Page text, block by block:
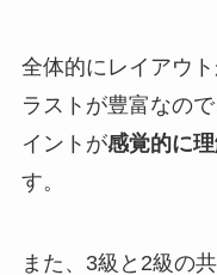
全体的にレイアウ
ラストが豊富なの
イントが感覚的に
す。
また、3級と2級の